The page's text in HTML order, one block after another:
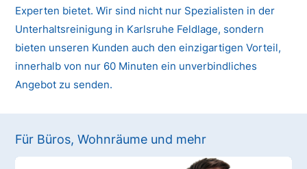
Experten bietet. Wir sind nicht nur Spezialisten in der
Unterhaltsreinigung in Karlsruhe Feldlage, sondern
bieten unseren Kunden auch den einzigartigen Vorteil,
innerhalb von nur 60 Minuten ein unverbindliches
Angebot zu senden.
Für Büros, Wohnräume und mehr